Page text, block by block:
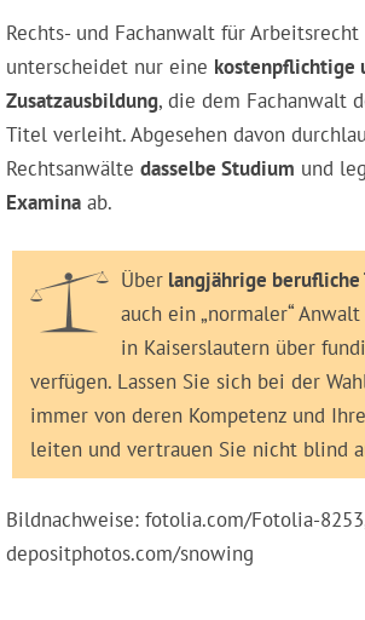
Rechts- und Fachanwalt für
unterscheidet nur eine kostenpflichtige
Zusatzausbildung, die dem Fachanwalt
Titel verleiht. Abgesehen davon
Rechtsanwälte dasselbe Studium und
Examina ab.
Über langjährige
auch ein „normaler“
in Kaiserslautern über
verfügen. Lassen Sie sich bei der
immer von deren Kompetenz und
leiten und vertrauen Sie nicht blind
Bildnachweise: fotolia.com/Fotolia-
depositphotos.com/snowing